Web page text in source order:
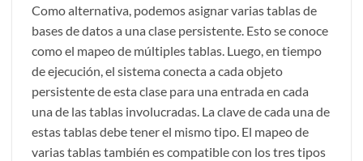
Como alternativa, podemos asignar varias tablas de
bases de datos a una clase persistente. Esto se conoce
como el mapeo de múltiples tablas. Luego, en tiempo
de ejecución, el sistema conecta a cada objeto
persistente de esta clase para una entrada en cada
una de las tablas involucradas. La clave de cada una de
estas tablas debe tener el mismo tipo. El mapeo de
varias tablas también es compatible con los tres tipos